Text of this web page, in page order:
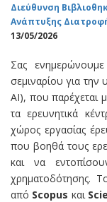
Διεύθυνση
Ανάπτυξης
13/05/2026
Σας
σεμιναρίου για την
AI), που παρέχεται
τα ερευνητικά
χώρος εργασίας
που βοηθά τους
και να
χρηματοδότησης.
από Scopus και